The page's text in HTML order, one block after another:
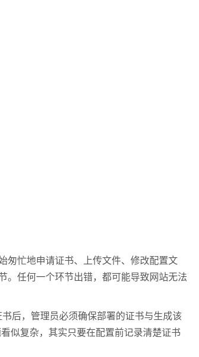
匆忙地申请证书、上传文件、修改配置文
。任何一个环节出错，都可能导致网站无法
后，管理员必须确保部署的证书与生成该
似复杂，其实只要在配置前记录清楚证书